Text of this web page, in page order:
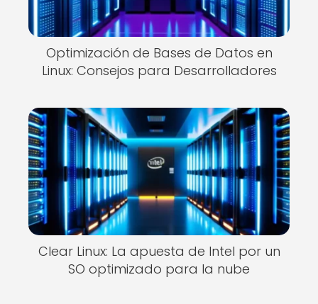
Optimización de Bases de Datos en
Linux: Consejos para Desarrolladores
Clear Linux: La apuesta de Intel por un
SO optimizado para la nube